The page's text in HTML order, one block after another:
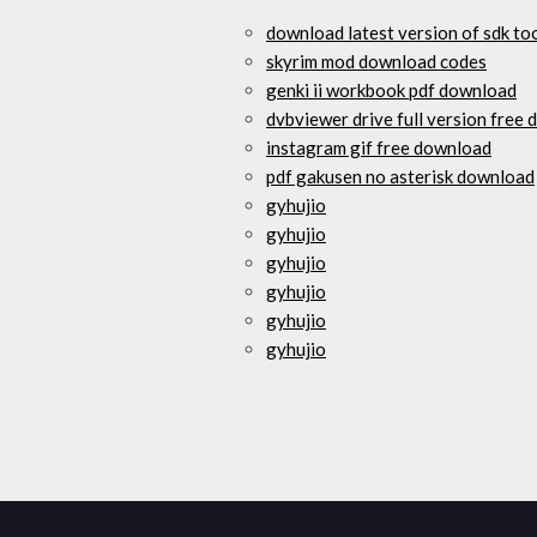
download latest version of sdk
skyrim mod download codes
genki ii workbook pdf download
dvbviewer drive full version free
instagram gif free download
pdf gakusen no asterisk download
gyhujio
gyhujio
gyhujio
gyhujio
gyhujio
gyhujio